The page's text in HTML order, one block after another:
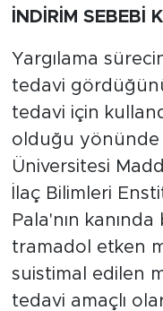
İNDİRİM SEBEBİ
Yargılama
tedavi
tedavi için
olduğu yönünde
Üniversitesi
İlaç Bilimleri
Pala'nın
tramadol etken
suistimal edilen
tedavi amaçlı